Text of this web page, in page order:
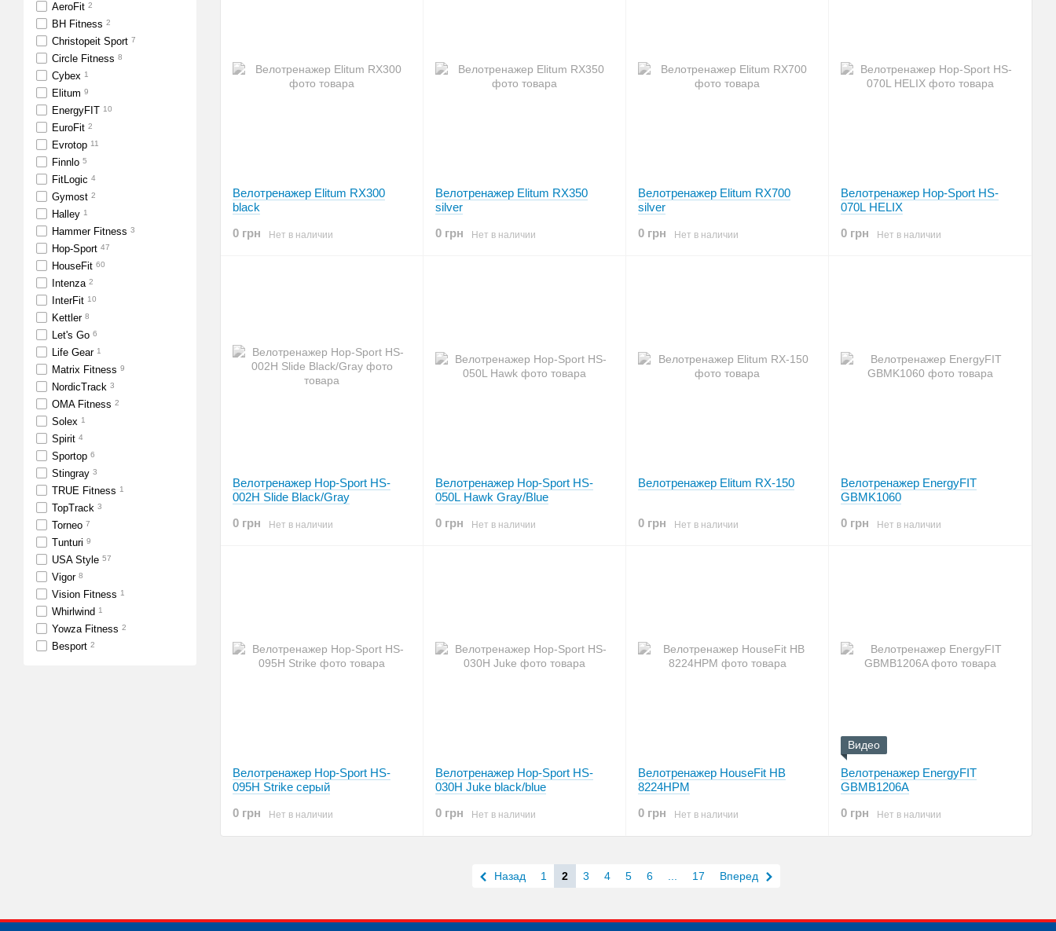
Велотренажер Elitum RX300
black
0 грн
Нет в наличии
Велотренажер Elitum RX350
silver
0 грн
Нет в наличии
Велотренажер Elitum RX700
silver
0 грн
Нет в наличии
Велотренажер Hop-Sport HS-
070L HELIX
0 грн
Нет в наличии
Велотренажер Hop-Sport HS-
002H Slide Black/Gray
0 грн
Нет в наличии
Велотренажер Hop-Sport HS-
050L Hawk Gray/Blue
0 грн
Нет в наличии
Велотренажер Elitum RX-150
0 грн Нет в наличии
Велотренажер EnergyFIT
GBMK1060
0 грн
Нет в наличии
Велотренажер Hop-Sport HS-
095H Strike серый
0 грн
Нет в наличии
Велотренажер Hop-Sport HS-
030H Juke black/blue
0 грн
Нет в наличии
Велотренажер HouseFit HB
8224HPM
0 грн
Нет в наличии
Видео
Велотренажер EnergyFIT
GBМВ1206A
0 грн
Нет в наличии
Назад 1 2 3 4 5 6 17 Вперед
AeroFit 2
BH Fitness 2
Christopeit Sport 7
Circle Fitness 8
Cybex 1
Elitum 9
EnergyFIT 10
EuroFit 2
Evrotop 11
Finnlo 5
FitLogic 4
Gymost 2
Halley 1
Hammer Fitness 3
Hop-Sport 47
HouseFit 60
Intenza 2
InterFit 10
Kettler 8
Let's Go 6
Life Gear 1
Matrix Fitness 9
NordicTrack 3
OMA Fitness 2
Solex 1
Spirit 4
Sportop 6
Stingray 3
TRUE Fitness 1
TopTrack 3
Torneo 7
Tunturi 9
USA Style 57
Vigor 8
Vision Fitness 1
Whirlwind 1
Yowza Fitness 2
Besport 2